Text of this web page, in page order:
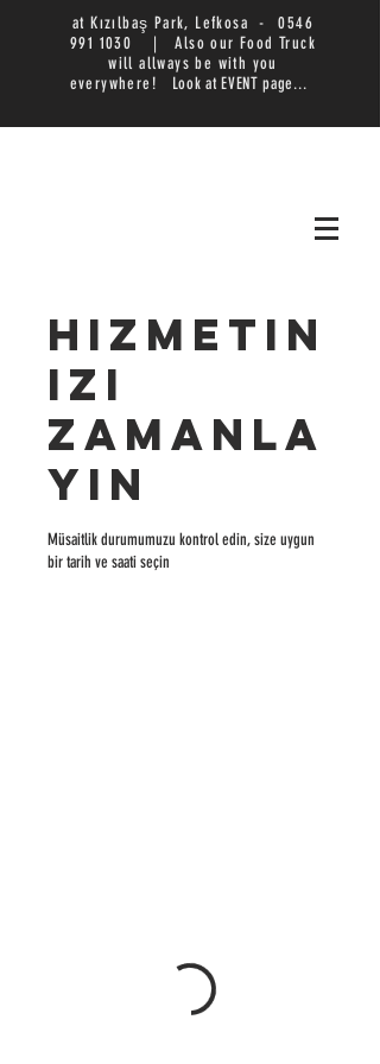
at Kızılbaş Park, Lefkosa -
0546
991 1030
|Also our Food Truck
will allways be with you
everywhere!
Look at EVENT page...
Hizmetin
izi
zamanla
yın
Müsaitlik durumumuzu kontrol edin, size uygun
bir tarih ve saati seçin